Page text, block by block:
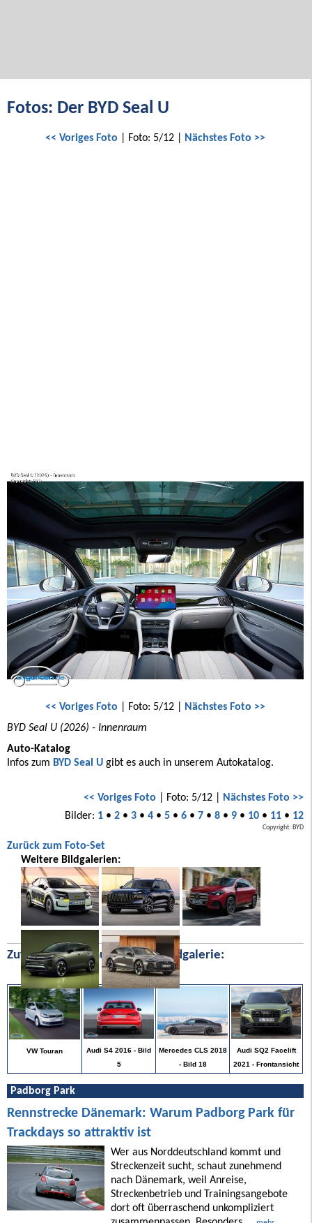
Fotos: Der BYD Seal U
<< Voriges Foto | Foto: 5/12 | Nächstes Foto >>
<< Voriges Foto | Foto: 5/12 | Nächstes Foto >>
BYD Seal U (2026) - Innenraum
Auto-Katalog
Infos zum BYD Seal U gibt es auch in unserem Autokatalog.
<< Voriges Foto | Foto: 5/12 | Nächstes Foto >>
Bilder: 1• 2• 3• 4• 5• 6• 7• 8• 9• 10• 11• 12
Copyright: BYD
Zurück zum Foto-Set
Weitere Bildgalerien:
Zufällige Bilder aus unserer Bildgalerie:
VW Touran
Audi S4 2016 - Bild
5
Mercedes CLS 2018
- Bild 18
Audi SQ2 Facelift
2021 - Frontansicht
Padborg Park
Rennstrecke Dänemark: Warum Padborg Park für
Trackdays so attraktiv ist
Wer aus Norddeutschland kommt und
Streckenzeit sucht, schaut zunehmend
nach Dänemark, weil Anreise,
Streckenbetrieb und Trainingsangebote
dort oft überraschend unkompliziert